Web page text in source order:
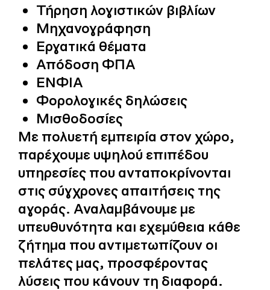
Τήρηση λογιστικών βιβλίων
Μηχανογράφηση
Εργατικά θέματα
Απόδοση ΦΠΑ
ΕΝΦΙΑ
Φορολογικές δηλώσεις
Μισθοδοσίες
Με πολυετή εμπειρία στον χώρο,
παρέχουμε υψηλού επιπέδου
υπηρεσίες που ανταποκρίνονται
στις σύγχρονες απαιτήσεις της
αγοράς. Αναλαμβάνουμε με
υπευθυνότητα και εχεμύθεια κάθε
ζήτημα που αντιμετωπίζουν οι
πελάτες μας, προσφέροντας
λύσεις που κάνουν τη διαφορά.